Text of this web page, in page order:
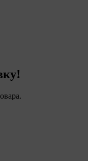
статьей 17
2021 г. № 99-З
–